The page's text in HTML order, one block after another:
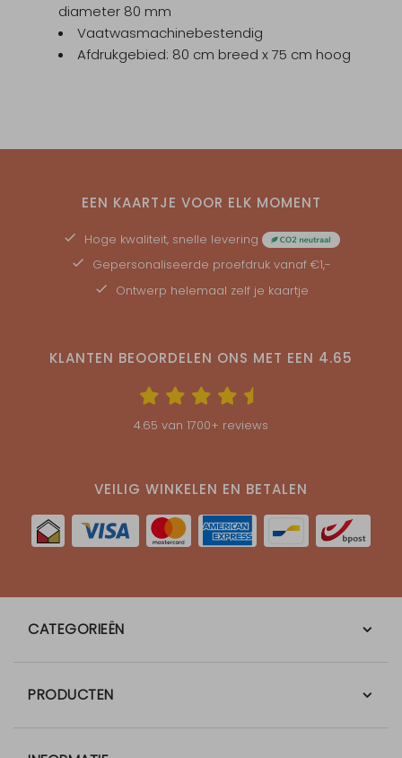
diameter 80 mm
Vaatwasmachinebestendig
Afdrukgebied: 80 cm breed x 75 cm hoog
EEN KAARTJE VOOR ELK MOMENT
Hoge kwaliteit, snelle levering
Gepersonaliseerde proefdruk vanaf €1,-
Ontwerp helemaal zelf je kaartje
KLANTEN BEOORDELEN ONS MET EEN 4.65
4.65 van 1700+ reviews
VEILIG WINKELEN EN BETALEN
CATEGORIEËN
PRODUCTEN